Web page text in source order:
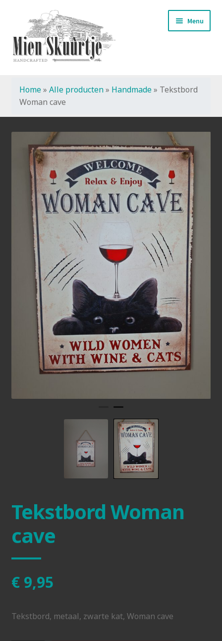
naar
navigatie
de
inhoud
Menu
Start
Handmade
Home» Alle producten» Handmade» Tekstbord
Woman cave
Tekstbord Woman
cave
€9,95
Tekstbord, metaal, zwarte kat, Woman cave